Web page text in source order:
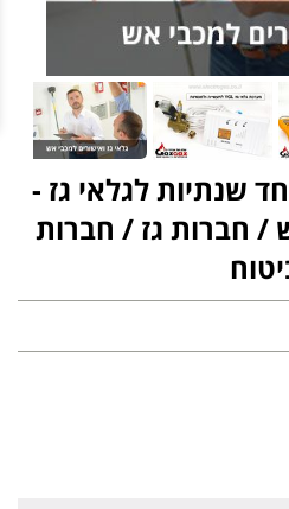
שנתיות לגלאי גז -
/ חברות גז / חברות